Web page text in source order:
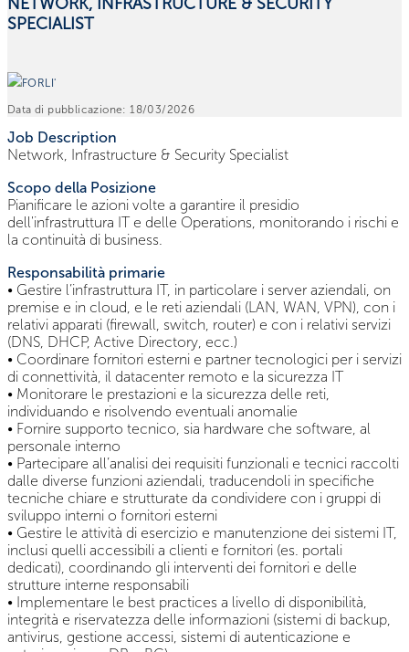
SPECIALIST
FORLI'
Data di pubblicazione:18/03/2026
Job Description
Network, Infrastructure & Security Specialist
Scopo della Posizione
Pianificare le azioni volte a garantire il presidio
dell'infrastruttura IT e delle Operations, monitorando i rischi e
la continuità di business.
Responsabilità primarie
• Gestire l’infrastruttura IT, in particolare i server aziendali, on
premise e in cloud, e le reti aziendali (LAN, WAN, VPN), con i
relativi apparati (firewall, switch, router) e con i relativi servizi
(DNS, DHCP, Active Directory, ecc.)
• Coordinare fornitori esterni e partner tecnologici per i servizi
di connettività, il datacenter remoto e la sicurezza IT
• Monitorare le prestazioni e la sicurezza delle reti,
individuando e risolvendo eventuali anomalie
• Fornire supporto tecnico, sia hardware che software, al
personale interno
• Partecipare all’analisi dei requisiti funzionali e tecnici raccolti
dalle diverse funzioni aziendali, traducendoli in specifiche
tecniche chiare e strutturate da condividere con i gruppi di
sviluppo interni o fornitori esterni
• Gestire le attività di esercizio e manutenzione dei sistemi IT,
inclusi quelli accessibili a clienti e fornitori (es. portali
dedicati), coordinando gli interventi dei fornitori e delle
strutture interne responsabili
• Implementare le best practices a livello di disponibilità,
integrità e riservatezza delle informazioni (sistemi di backup,
antivirus, gestione accessi, sistemi di autenticazione e